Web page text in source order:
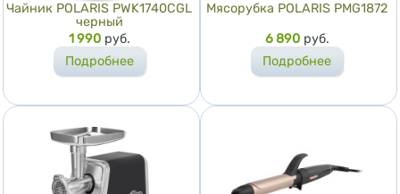
Чайник POLARIS PWK1740CGL
черный
Цена
1 990 руб.
Подробнее
Мясорубка POLARIS PMG1872
Цена
6 890 руб.
Подробнее